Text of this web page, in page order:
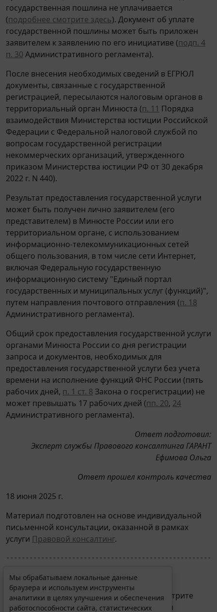
государственная пошлина не уплачивается
(подробнее смотрите здесь). Документ об уплате
государственной пошлины может быть приложен
заявителем к заявлению по его инициативе (подп. 4
п. 30 Административного регламента).
После внесения необходимых сведений в ЕГРЮЛ
документы, связанные с государственной
регистрацией, пересылаются налоговым органов в
территориальный орган Минюста (п. 11 Порядка
взаимодействия Министерства юстиции Российской
Федерации с Федеральной налоговой службой по
вопросам государственной регистрации
некоммерческих организаций, утвержденного
приказом Министерства юстиции РФ от 30 декабря
2022 г. N 440).
Результат предоставления государственной услуги
может быть получен лично заявителем (его
представителем) в Минюсте России или его
территориальном органе, с использованием
информационно-телекоммуникационных сетей
общего пользования, в том числе сети Интернет,
включая Федеральную государственную
информационную систему "Единый портал
государственных и муниципальных услуг (функций)",
путем направления почтового отправления (п. 18
Административного регламента).
Общий срок предоставления государственной услуги
органами Минюста России со дня регистрации
запроса и документов, необходимых для
предоставления государственной услуги без учета
времени на исполнение функций ФНС России (пять
рабочих дней, п. 1 ст. 8 Закона о госрегистрации) не
может превышать 17 рабочих дней (пп. 20, 24
Административного регламента).
Ответ подготовил:
Эксперт службы Правового консалтинга ГАРАНТ
Ефимова Ольга
Ответ прошел контроль качества
18 июня 2025 г.
Материал подготовлен на основе индивидуальной
письменной консультации, оказанной в рамках
услуги Правовой консалтинг.
*(1) О высшем органе управления АНО смотрите
также в ответе на Вопрос: Как формируется
Мы обрабатываем локальные данные
браузера и используем инструменты
аналитики в целях улучшения и обеспечения
работоспособности сайта, статистических